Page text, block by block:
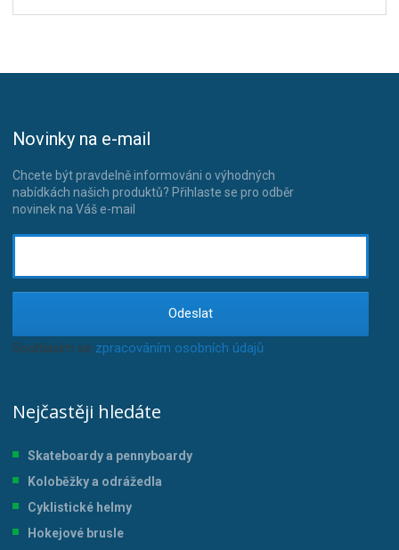
Novinky na e-mail
Chcete být pravdelně informováni o výhodných
nabídkách našich produktů? Přihlaste se pro odběr
novinek na Váš e-mail
Odeslat
Souhlasím se zpracováním osobních údajů.
Nejčastěji hledáte
Skateboardy a pennyboardy
Koloběžky a odrážedla
Cyklistické helmy
Hokejové brusle